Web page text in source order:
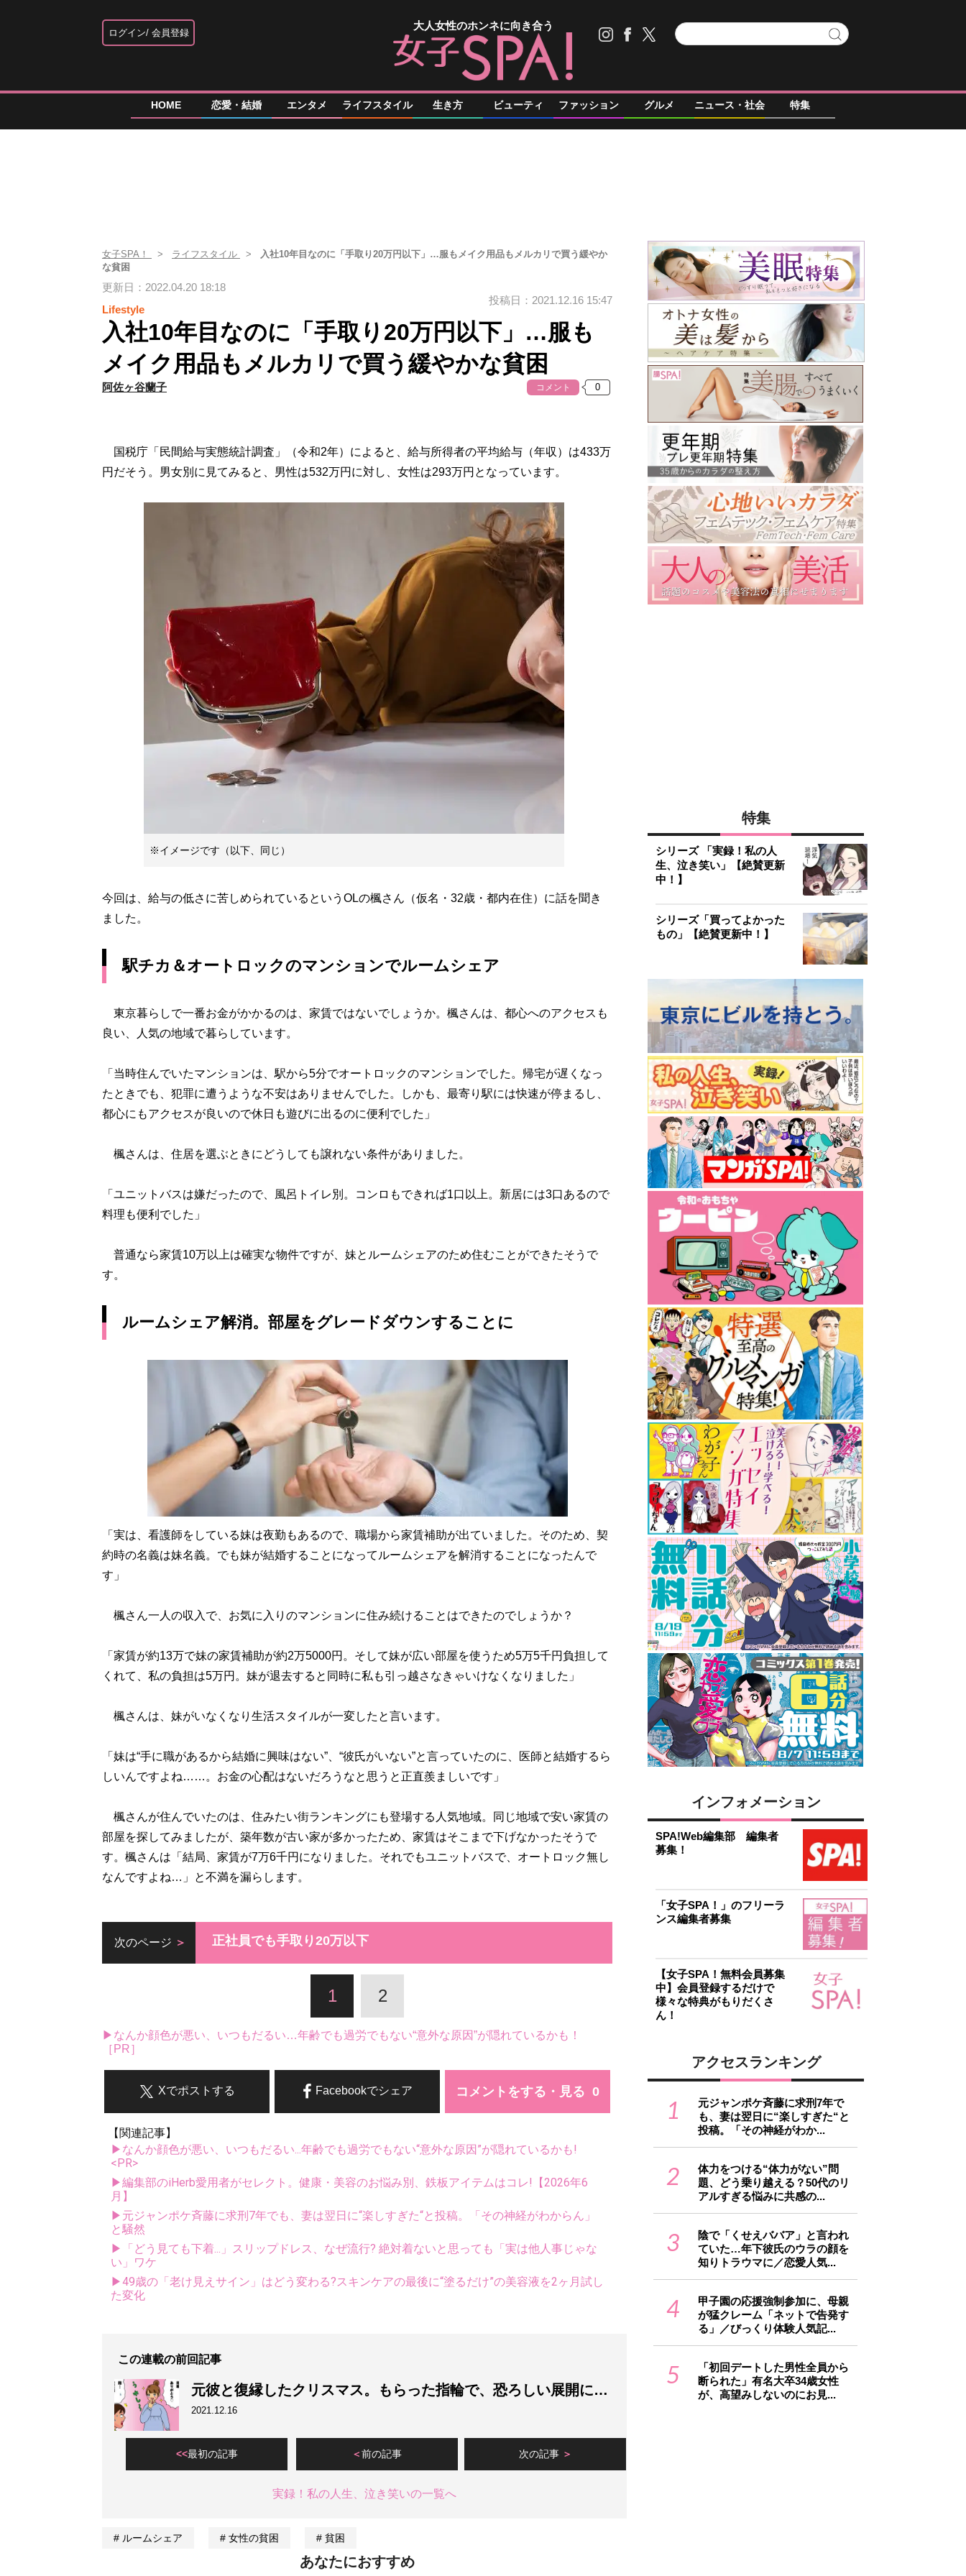
ログイン 会員登録
大人女性のホンネに向き合う
HOME 恋愛・結婚 エンタメ ライフスタイル 生き方 ビューティ ファッション グルメ ニュース・社会 特集
女子SPA！ ライフスタイル
入社10年目なのに「手取り20万円以下」…服もメイク用品もメルカリで買う緩やか
な貧困
更新日：2022.04.20 18:18
Lifestyle
投稿日：2021.12.16 15:47
入社10年目なのに「手取り20万円以下」…服も
メイク用品もメルカリで買う緩やかな貧困
阿佐ヶ谷蘭子 コメント
国税庁「民間給与実態統計調査」（令和2年）によると、給与所得者の平均給与（年収）は433万
円だそう。男女別に見てみると、男性は532万円に対し、女性は293万円となっています。
※イメージです（以下、同じ）
今回は、給与の低さに苦しめられているというOLの楓さん（仮名・32歳・都内在住）に話を聞き
ました。
駅チカ＆オートロックのマンションでルームシェア
東京暮らしで一番お金がかかるのは、家賃ではないでしょうか。楓さんは、都心へのアクセスも
良い、人気の地域で暮らしています。
「当時住んでいたマンションは、駅から5分でオートロックのマンションでした。帰宅が遅くなっ
たときでも、犯罪に遭うような不安はありませんでした。しかも、最寄り駅には快速が停まるし、
都心にもアクセスが良いので休日も遊びに出るのに便利でした」
楓さんは、住居を選ぶときにどうしても譲れない条件がありました。
「ユニットバスは嫌だったので、風呂トイレ別。コンロもできれば1口以上。新居には3口あるので
料理も便利でした」
普通なら家賃10万以上は確実な物件ですが、妹とルームシェアのため住むことができたそうで
す。
ルームシェア解消。部屋をグレードダウンすることに
「実は、看護師をしている妹は夜勤もあるので、職場から家賃補助が出ていました。そのため、契
約時の名義は妹名義。でも妹が結婚することになってルームシェアを解消することになったんで
す」
楓さん一人の収入で、お気に入りのマンションに住み続けることはできたのでしょうか？
「家賃が約13万で妹の家賃補助が約2万5000円。そして妹が広い部屋を使うため5万5千円負担して
くれて、私の負担は5万円。妹が退去すると同時に私も引っ越さなきゃいけなくなりました」
楓さんは、妹がいなくなり生活スタイルが一変したと言います。
「妹は“手に職があるから結婚に興味はない”、“彼氏がいない”と言っていたのに、医師と結婚するら
しいんですよね……。お金の心配はないだろうなと思うと正直羨ましいです」
楓さんが住んでいたのは、住みたい街ランキングにも登場する人気地域。同じ地域で安い家賃の
部屋を探してみましたが、築年数が古い家が多かったため、家賃はそこまで下げなかったそうで
す。楓さんは「結局、家賃が7万6千円になりました。それでもユニットバスで、オートロック無し
なんですよね…」と不満を漏らします。
次のページ 正社員でも手取り20万以下
1 2
▶なんか顔色が悪い、いつもだるい…年齢でも過労でもない“意外な原因”が隠れているかも！
［PR］
コメントをする・見る
Facebookでシェア
Xでポストする
【関連記事】
▶なんか顔色が悪い、いつもだるい...年齢でも過労でもない“意外な原因”が隠れているかも!
<PR>
▶編集部のiHerb愛用者がセレクト。健康・美容のお悩み別、鉄板アイテムはコレ!【2026年6
月】
▶元ジャンポケ斉藤に求刑7年でも、妻は翌日に“楽しすぎた“と投稿。「その神経がわからん」
と騒然
▶「どう見ても下着...」スリップドレス、なぜ流行? 絶対着ないと思っても「実は他人事じゃな
い」ワケ
▶49歳の「老け見えサイン」はどう変わる?スキンケアの最後に“塗るだけ”の美容液を2ヶ月試し
た変化
この連載の前回記事
元彼と復縁したクリスマス。もらった指輪で、恐ろしい展開に…
2021.12.16
最初の記事 前の記事 次の記事
実録！私の人生、泣き笑いの一覧へ
ルームシェア 女性の貧困 貧困
あなたにおすすめ
特集
シリーズ 「実録！私の人
生、泣き笑い」【絶賛更新
中！】
シリーズ「買ってよかった
もの」【絶賛更新中！】
インフォメーション
SPA!Web編集部 編集者
募集！
「女子SPA！」のフリーラ
ンス編集者募集
【女子SPA！無料会員募集
中】会員登録するだけで
様々な特典がもりだくさ
ん！
アクセスランキング
1
元ジャンポケ斉藤に求刑7年で
も、妻は翌日に“楽しすぎた“と
投稿。「その神経がわか...
2
体力をつける“体力がない”問
題、どう乗り越える？50代のリ
アルすぎる悩みに共感の...
3
陰で「くせえババア」と言われ
ていた…年下彼氏のウラの顔を
知りトラウマに／恋愛人気...
4
甲子園の応援強制参加に、母親
が猛クレーム「ネットで告発す
る」／びっくり体験人気記...
5
「初回デートした男性全員から
断られた」有名大卒34歳女性
が、高望みしないのにお見...